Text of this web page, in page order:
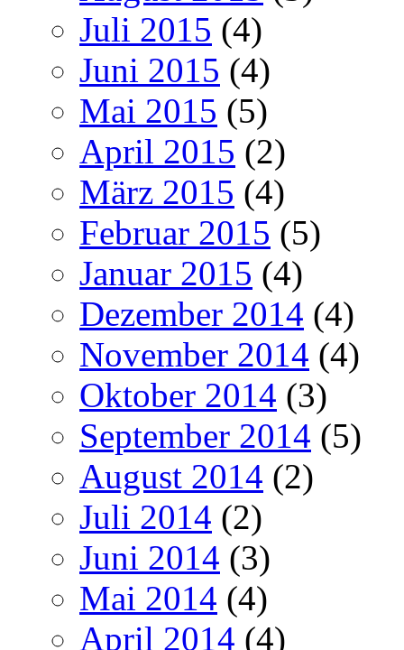
Juli 2015 (4)
Juni 2015 (4)
Mai 2015 (5)
April 2015 (2)
März 2015 (4)
Februar 2015 (5)
Januar 2015 (4)
Dezember 2014 (4)
November 2014 (4)
Oktober 2014 (3)
September 2014 (5)
August 2014 (2)
Juli 2014 (2)
Juni 2014 (3)
Mai 2014 (4)
April 2014 (4)